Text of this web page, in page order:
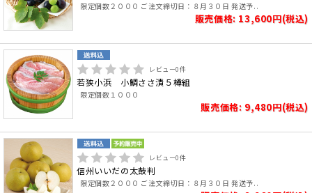
限定個数２０００ ご注文締切日：８月３０日 発送予..
販売価格: 13,600円(税込)
レビュー0件
若狭小浜 小鯛ささ漬５樽組
限定個数１０００
販売価格: 9,480円(税込)
レビュー0件
信州いいだの太鼓判
限定個数２０００ ご注文締切日：８月３０日 発送予..